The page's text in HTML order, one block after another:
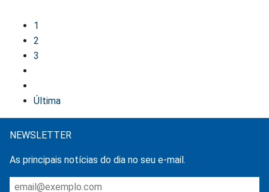
1
2
3
Última
NEWSLETTER
As principais notícias do dia no seu e-mail.